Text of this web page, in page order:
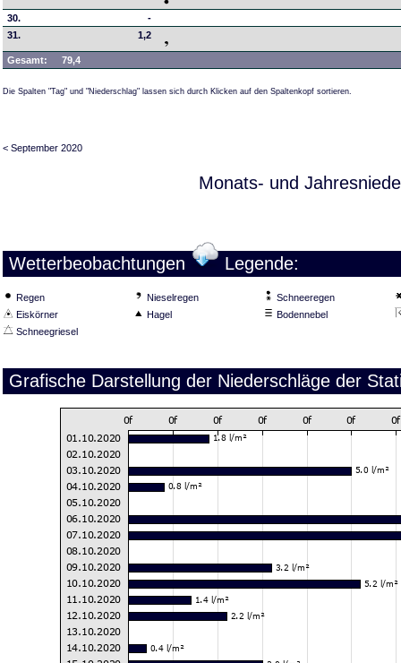
30.
-
31.
1,2
Gesamt: 79,4
Die Spalten "Tag" und "Niederschlag" lassen sich durch Klicken auf den Spaltenkopf sortieren.
< September 2020
Monats- und
Wetterbeobachtungen Legende:
Regen Nieselregen
Schneeregen
Eiskörner
Hagel
Bodennebel
Schneegriesel
Grafische Darstellung der Niederschläge der